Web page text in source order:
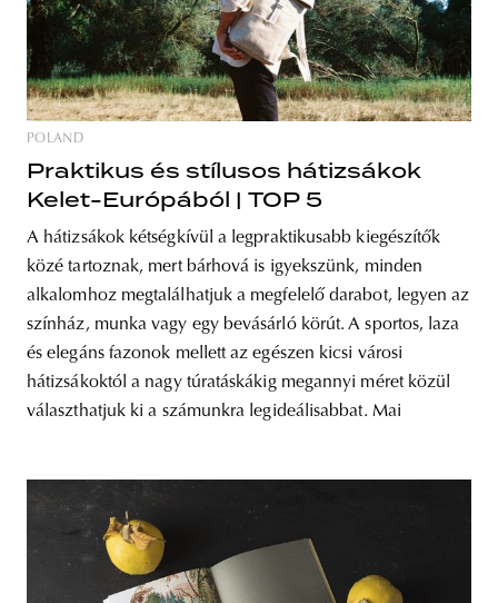
POLAND
Praktikus és stílusos hátizsákok
Kelet-Európából | TOP 5
A hátizsákok kétségkívül a legpraktikusabb kiegészítők
közé tartoznak, mert bárhová is igyekszünk, minden
alkalomhoz megtalálhatjuk a megfelelő darabot, legyen az
színház, munka vagy egy bevásárló körút. A sportos, laza
és elegáns fazonok mellett az egészen kicsi városi
hátizsákoktól a nagy túratáskákig megannyi méret közül
választhatjuk ki a számunkra legideálisabbat. Mai